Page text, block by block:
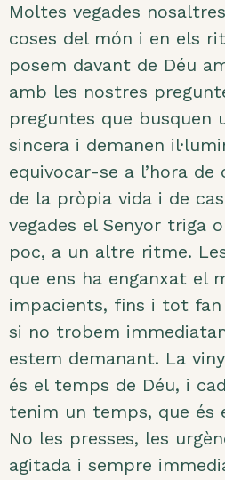
Moltes vegades
coses del món i en els
posem davant de Déu
amb les nostres
preguntes que busquen
sincera i demanen
equivocar-se a l’hora
de la pròpia vida i de
vegades el Senyor triga
poc, a un altre ritme.
que ens ha enganxat el
impacients, fins i tot fan
si no trobem
estem demanant. La
és el temps de Déu, i
tenim un temps, que és
No les presses, les
agitada i sempre